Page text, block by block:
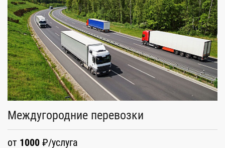
Междугородние перевозки
от 1000 ₽/услуга